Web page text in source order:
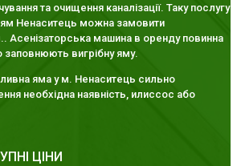
та очищення каналізації. Таку послугу
ям Ненаситець можна замовити
Асенізаторська машина в оренду повинна
заповнюють вигрібну яму.
яма у м. Ненаситець сильно
необхідна наявність, илиссос або
ЦІНИ